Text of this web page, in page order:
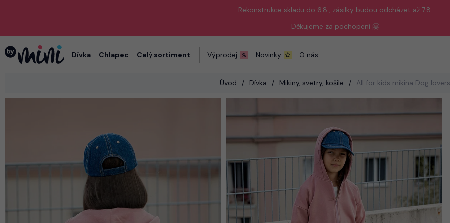
Rekonstrukce skladu do 6.8., zásilky budou odcházet až 7.8.
Děkujeme za pochopení 🤗
Dívka Chlapec Celý sortiment Výprodej Novinky O nás
Úvod Dívka Mikiny, svetry, košile All for kids mikina Dog lovers